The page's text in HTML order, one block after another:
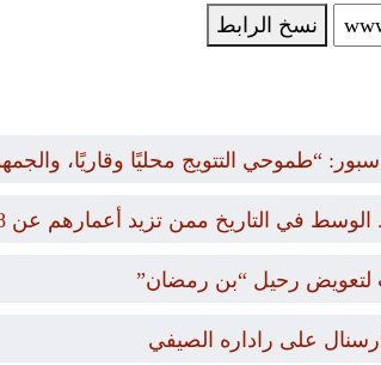
نسخ الرابط
“طموحي التتويج محليًا وقاريًا،
في التاريخ ممن تزيد أعمارهم عن 28 عامًا؟
على راداره الصيفي